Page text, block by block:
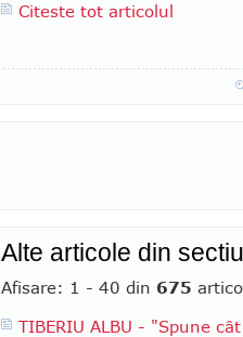
Citeste tot articolul
Alte articole din
Afisare: 1 - 40 din 675
TIBERIU ALBU - "Spune